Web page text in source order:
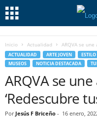
Inicio Actualidad ARQVA se
ACTUALIDAD ARTE JOVEN
MUSEOS
NOTICIA DESTACADA
ARQVA se
‘Redescubre
Por Jesús F Briceño - 16 enero,